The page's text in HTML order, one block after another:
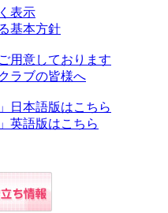
表示
基本方針
用意しております
ラブの皆様へ
日本語版はこちら
英語版はこちら